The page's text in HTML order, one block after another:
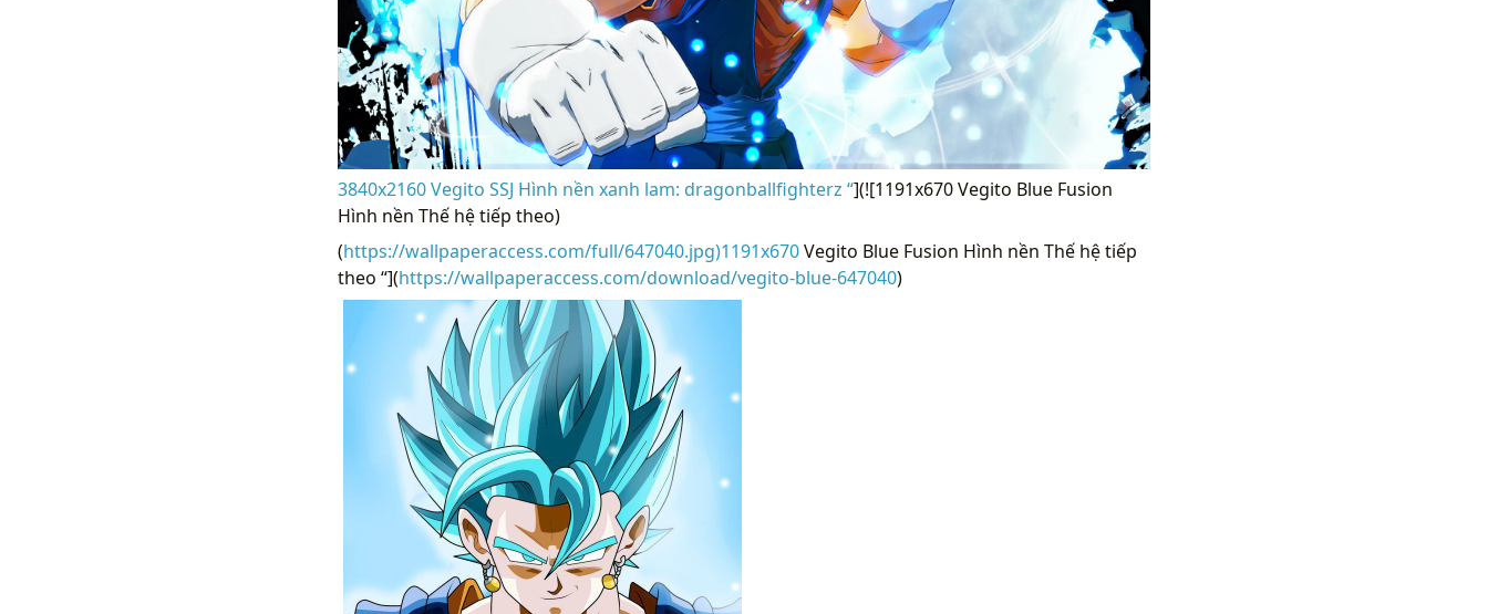
3840x2160 Vegito SSJ Hình nền xanh lam: dragonballfighterz “](![1191x670 Vegito Blue Fusion
Hình nền Thế hệ tiếp theo)
(https://wallpaperaccess.com/full/647040.jpg)1191x670Vegito Blue Fusion Hình nền Thế hệ tiếp
theo “](https://wallpaperaccess.com/download/vegito-blue-647040)